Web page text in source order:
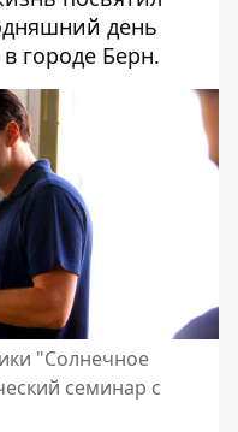
день
городе Берн.
"Солнечное
семинар с